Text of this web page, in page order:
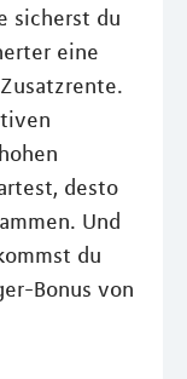
sicherst du
eine
desto
Und
du
Bonus von